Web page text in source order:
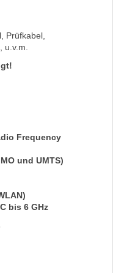
Prüfkabel,
u.v.m.
Frequency
und UMTS)
bis 6 GHz